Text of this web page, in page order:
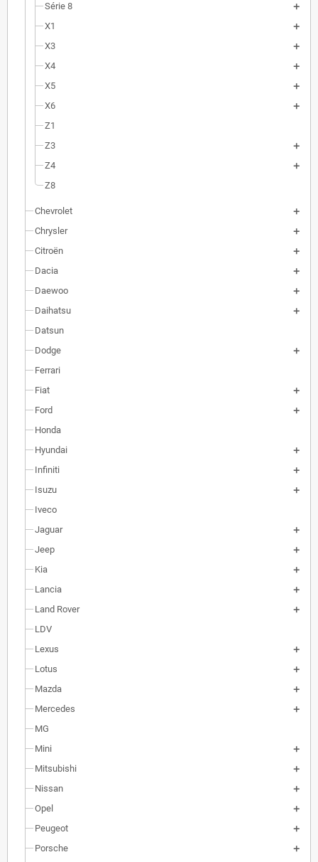
Série 8
X1
X3
X4
X5
X6
Z1
Z3
Z4
Z8
Chevrolet
Chrysler
Citroën
Dacia
Daewoo
Daihatsu
Datsun
Dodge
Ferrari
Fiat
Ford
Honda
Hyundai
Infiniti
Isuzu
Iveco
Jaguar
Jeep
Kia
Lancia
Land Rover
LDV
Lexus
Lotus
Mazda
Mercedes
MG
Mini
Mitsubishi
Nissan
Opel
Peugeot
Porsche